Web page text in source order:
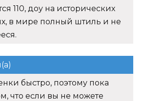
110, доу на исторических
в мире полный штиль и не
быстро, поэтому пока
что если вы не можете